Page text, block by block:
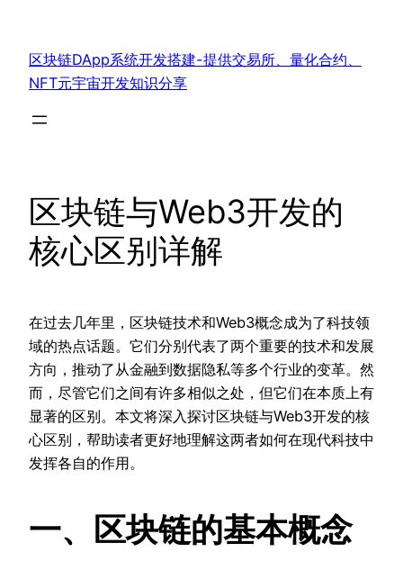
区块链DApp系统开发搭建-提供交易所、量化合约、
NFT元宇宙开发知识分享
区块链与Web3开发的
核心区别详解
在过去几年里，区块链技术和Web3概念成为了科技领
域的热点话题。它们分别代表了两个重要的技术和发展
方向，推动了从金融到数据隐私等多个行业的变革。然
而，尽管它们之间有许多相似之处，但它们在本质上有
显著的区别。本文将深入探讨区块链与Web3开发的核
心区别，帮助读者更好地理解这两者如何在现代科技中
发挥各自的作用。
一、区块链的基本概念